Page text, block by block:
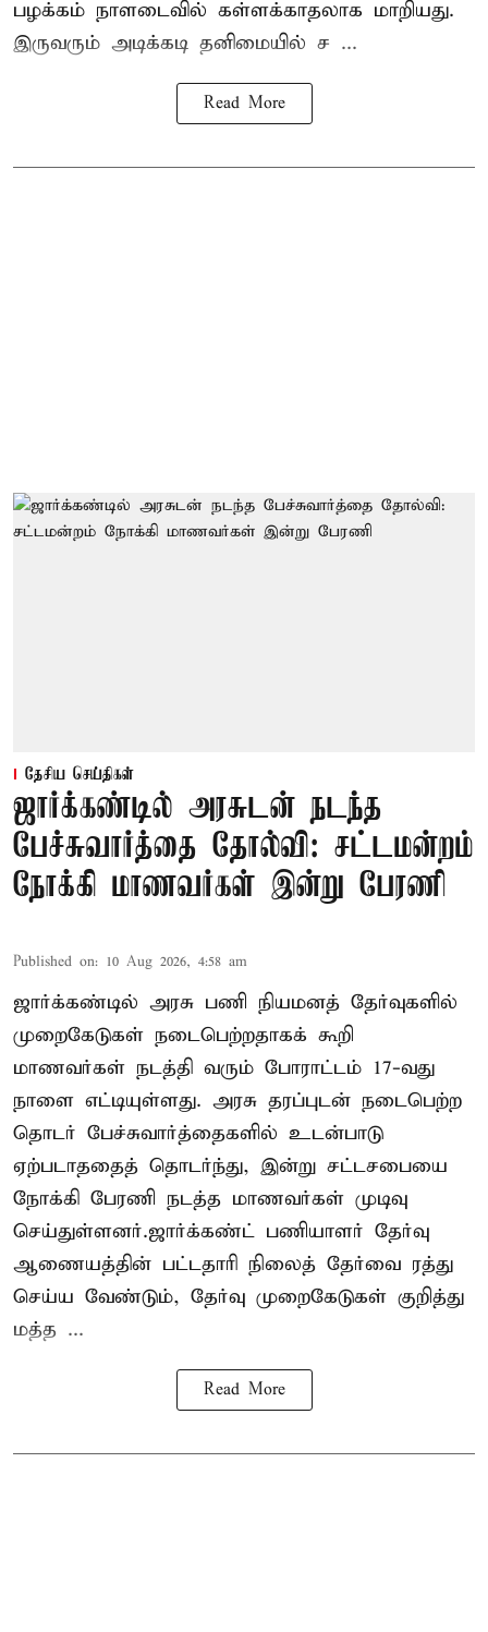
பழக்கம் நாளடைவில் கள்ளக்காதலாக மாறியது.
இருவரும் அடிக்கடி தனிமையில் ச ...
Read More
தேசிய செய்திகள்
ஜார்க்கண்டில் அரசுடன் நடந்த
பேச்சுவார்த்தை தோல்வி: சட்டமன்றம்
நோக்கி மாணவர்கள் இன்று பேரணி
Published on: 10 Aug 2026, 4:58 am
ஜார்க்கண்டில் அரசு பணி நியமனத் தேர்வுகளில்
முறைகேடுகள் நடைபெற்றதாகக் கூறி
மாணவர்கள் நடத்தி வரும் போராட்டம் 17-வது
நாளை எட்டியுள்ளது. அரசு தரப்புடன் நடைபெற்ற
தொடர் பேச்சுவார்த்தைகளில் உடன்பாடு
ஏற்படாததைத் தொடர்ந்து, இன்று சட்டசபையை
நோக்கி பேரணி நடத்த மாணவர்கள் முடிவு
செய்துள்ளனர்.ஜார்க்கண்ட் பணியாளர் தேர்வு
ஆணையத்தின் பட்டதாரி நிலைத் தேர்வை ரத்து
செய்ய வேண்டும், தேர்வு முறைகேடுகள் குறித்து
மத்த ...
Read More